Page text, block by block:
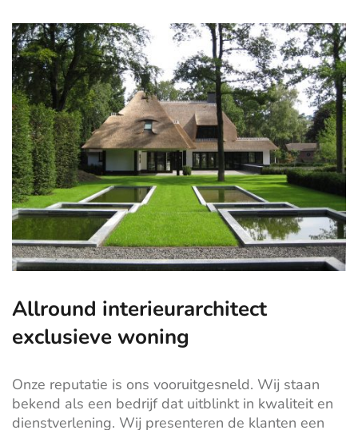
Allround interieurarchitect
exclusieve woning
Onze reputatie is ons vooruitgesneld. Wij staan
bekend als een bedrijf dat uitblinkt in kwaliteit en
dienstverlening. Wij presenteren de klanten een